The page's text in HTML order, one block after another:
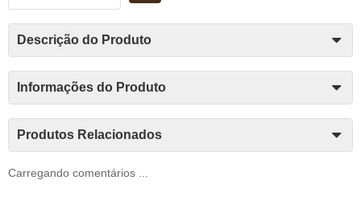
Descrição do Produto
Informações do Produto
Produtos Relacionados
Carregando comentários ...